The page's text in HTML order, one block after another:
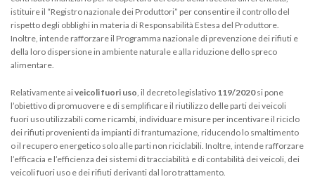
istituire il “Registro nazionale dei Produttori” per consentire il controllo del
rispetto degli obblighi in materia di Responsabilità Estesa del Produttore.
Inoltre, intende rafforzare il Programma nazionale di prevenzione dei rifiuti e
della loro dispersione in ambiente naturale e alla riduzione dello spreco
alimentare.
Relativamente aiveicoli fuori uso, il decreto legislativo 119/2020si pone
l’obiettivo di promuovere e di semplificare il riutilizzo delle parti dei veicoli
fuori uso utilizzabili come ricambi, individuare misure per incentivare il riciclo
dei rifiuti provenienti da impianti di frantumazione, riducendo lo smaltimento
o il recupero energetico solo alle parti non riciclabili. Inoltre, intende rafforzare
l’efficacia e l’efficienza dei sistemi di tracciabilità e di contabilità dei veicoli, dei
veicoli fuori uso e dei rifiuti derivanti dal loro trattamento.